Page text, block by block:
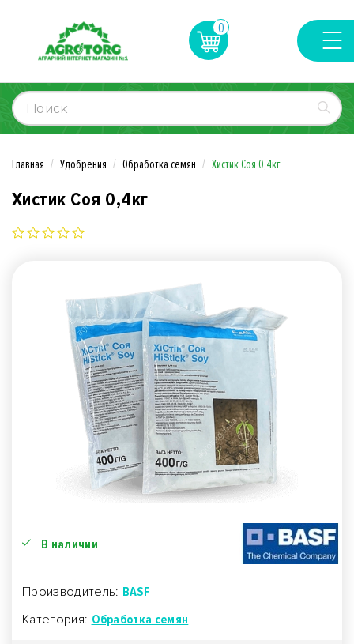
0
Главная Удобрения Обработка семян Хистик Соя 0,4кг
Хистик Соя 0,4кг
В наличии
Производитель: BASF
Категория: Обработка семян